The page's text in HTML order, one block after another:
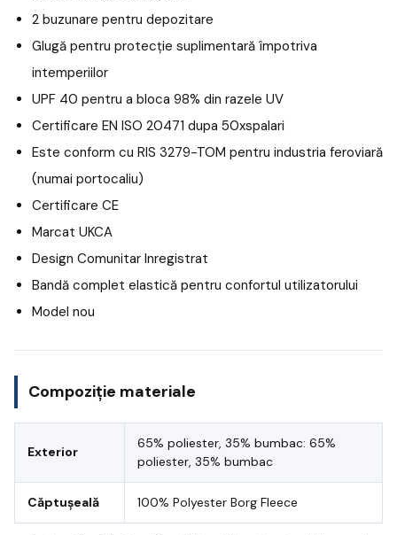
2 buzunare pentru depozitare
Glugă pentru protecție suplimentară împotriva
intemperiilor
UPF 40 pentru a bloca 98% din razele UV
Certificare EN ISO 20471 dupa 50xspalari
Este conform cu RIS 3279-TOM pentru industria feroviară
(numai portocaliu)
Certificare CE
Marcat UKCA
Design Comunitar Inregistrat
Bandă complet elastică pentru confortul utilizatorului
Model nou
Compoziție materiale
Exterior
65% poliester, 35% bumbac: 65%
poliester, 35% bumbac
Căptușeală 100% Polyester Borg Fleece